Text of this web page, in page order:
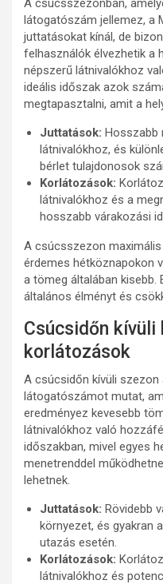
A csúcsszezonban,
látogatószám jellemez, a
juttatásokat kínál, de
felhasználók élvezhetik a
népszerű látnivalókhoz
ideális időszak azok
megtapasztalni, amit a
Juttatások: Hosszabb
látnivalókhoz, és
bérlet tulajdonosok
Korlátozások:
látnivalókhoz és a
hosszabb várakozási
A csúcsszezon
érdemes hétköznapokon
a tömeg általában kisebb.
általános élményt és
Csúcsidőn kívüli
korlátozások
A csúcsidőn kívüli szezon
látogatószámot mutat,
eredményez kevesebb
látnivalókhoz való
időszakban, mivel egyes
menetrenddel
lehetnek.
Juttatások: Rövidebb
környezet, és gyakran
utazás esetén.
Korlátozások:
látnivalókhoz és